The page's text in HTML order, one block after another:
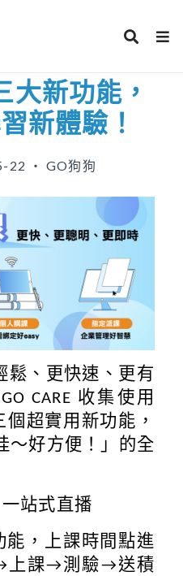
大新功能，
新體驗！
22 ‧ GO狗狗
鬆、更快速、更有
CARE 收集使用
超實用新功能，
～好方便！」的全
站式直播
，上課時間點進
上課→測驗→送積